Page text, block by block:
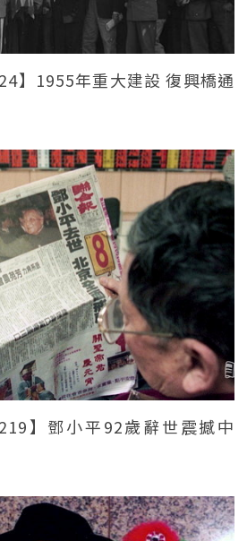
】1955年重大建設 復興橋通
】鄧小平92歲辭世震撼中